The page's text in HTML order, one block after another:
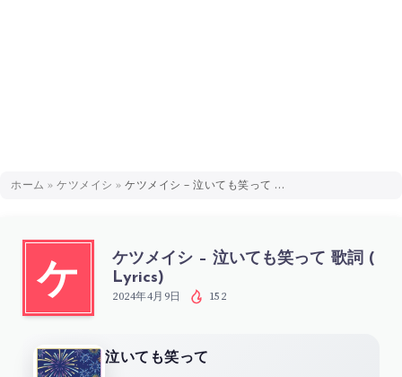
ホーム » ケツメイシ » ケツメイシ – 泣いても笑って 歌詞 ( Lyrics)
ケ
ケツメイシ – 泣いても笑って 歌詞 (
Lyrics)
2024年4月9日 152
泣いても笑って